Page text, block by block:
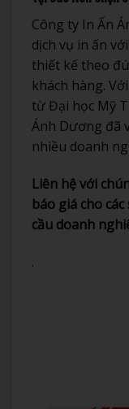
Công ty In Ấn
dịch vụ in ấn
thiết kế theo
khách hàng.
từ Đại học Mỹ
Ánh Dương đã
nhiều doanh
Liên hệ với
báo giá cho
cầu doanh
.